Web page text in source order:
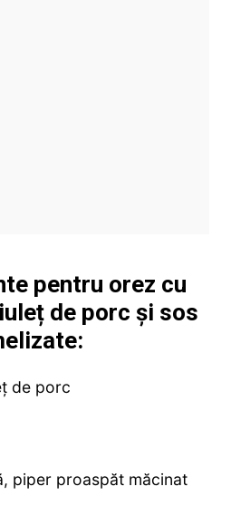
pentru orez cu
de porc și sos
de porc
piper proaspăt măcinat